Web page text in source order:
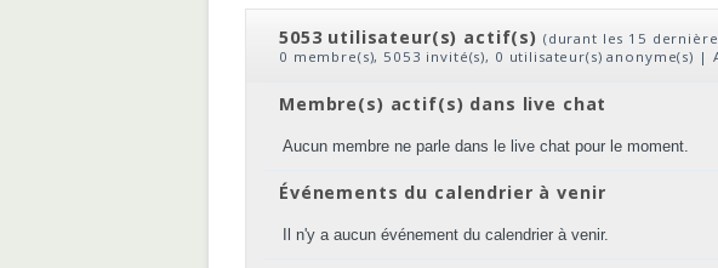
5053 utilisateur(s) actif(s) (durant les 15
0 membre(s), 5053 invité(s), 0 utilisateur(s) anonyme(s) |
Membre(s) actif(s) dans live chat
Aucun membre ne parle dans le live chat pour le moment.
Événements du calendrier à venir
Il n'y a aucun événement du calendrier à venir.